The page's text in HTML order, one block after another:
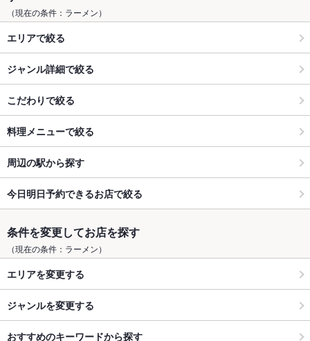
（現在の条件：ラーメン）
エリアで絞る
ジャンル詳細で絞る
こだわりで絞る
料理メニューで絞る
周辺の駅から探す
今日明日予約できるお店で絞る
条件を変更してお店を探す
（現在の条件：ラーメン）
エリアを変更する
ジャンルを変更する
おすすめのキーワードから探す